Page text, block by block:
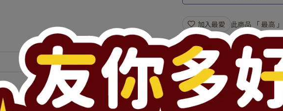
加入最愛 此商品 「 最高
商品介紹